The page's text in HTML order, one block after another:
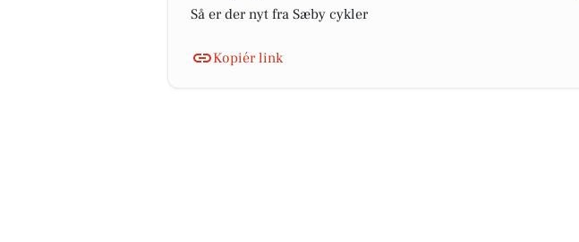
Så er der nyt fra Sæby cykler
Kopiér link